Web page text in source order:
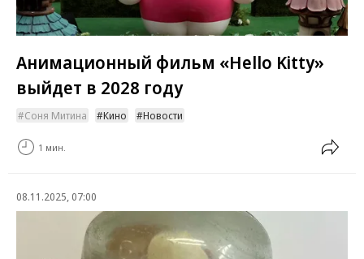
Анимационный фильм «Hello Kitty»
выйдет в 2028 году
Соня Митина Кино Новости
1 мин.
08.11.2025, 07:00